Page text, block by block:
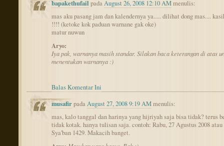
bapakethufail padaAugust 26, 2008 12:10 AMmenulis:
mas aku pasang jam dan kalendernya ya..... dilihat dong mas....
!!!! (ketoke kok paduan warnane gak oke)
matur nuwun
Aryo:
Iya pak, warnanya masih standar. Silakan baca keterangan di atas
menentukan warnanya :)
Balas Komentar Ini
musafirpadaAugust 27, 2008 9:19 AMmenulis:
mas, kalo tanggal dan harinya yang hijriyah saja bisa tidak? terus
tidak kotak. hanya tulisan saja. contoh: Rabu, 27 Agustus 2008
Sya'ban 1429. Makacih banget.